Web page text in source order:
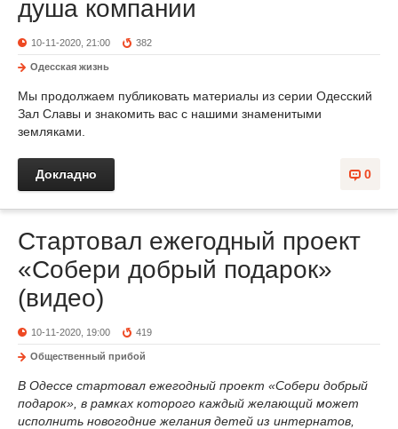
душа компании
10-11-2020, 21:00 382
Одесская жизнь
Мы продолжаем публиковать материалы из серии Одесский
Зал Славы и знакомить вас с нашими знаменитыми
земляками.
0
Докладно
Стартовал ежегодный проект
«Собери добрый подарок»
(видео)
10-11-2020, 19:00 419
Общественный прибой
В Одессе стартовал ежегодный проект «Собери добрый
подарок», в рамках которого каждый желающий может
исполнить новогодние желания детей из интернатов,